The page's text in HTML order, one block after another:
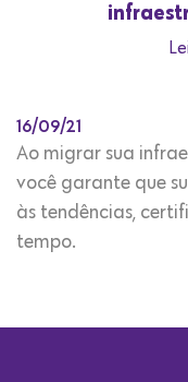
16/09/21
Ao migrar sua
você garante que
às tendências,
tempo.